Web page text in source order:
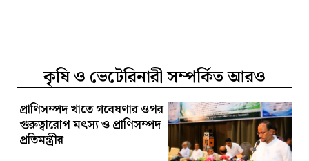
কৃষি ও ভেটেরিনারী সম্পর্কিত আরও
প্রাণিসম্পদ খাতে গবেষণার ওপর
গুরুত্বারোপ মৎস্য ও প্রাণিসম্পদ
প্রতিমন্ত্রীর